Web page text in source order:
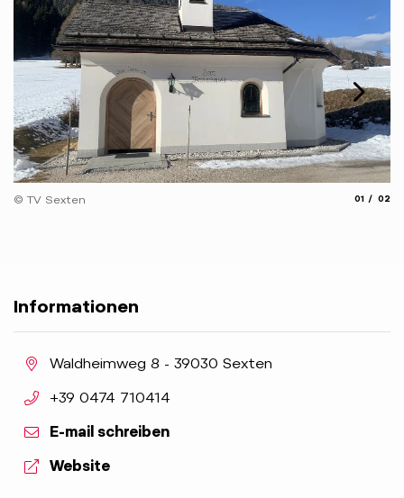
© TV Sexten 01 02
Informationen
aria.location:
Waldheimweg 8 - 39030 Sexten
aria.phone:
+39 0474 710414
E-mail schreiben
aria.website:
Website